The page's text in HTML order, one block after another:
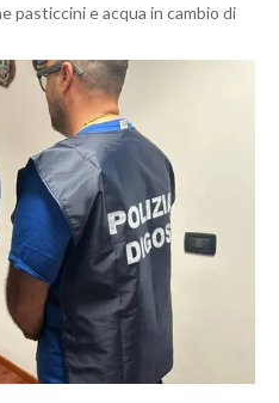
pasticcini e acqua in cambio di